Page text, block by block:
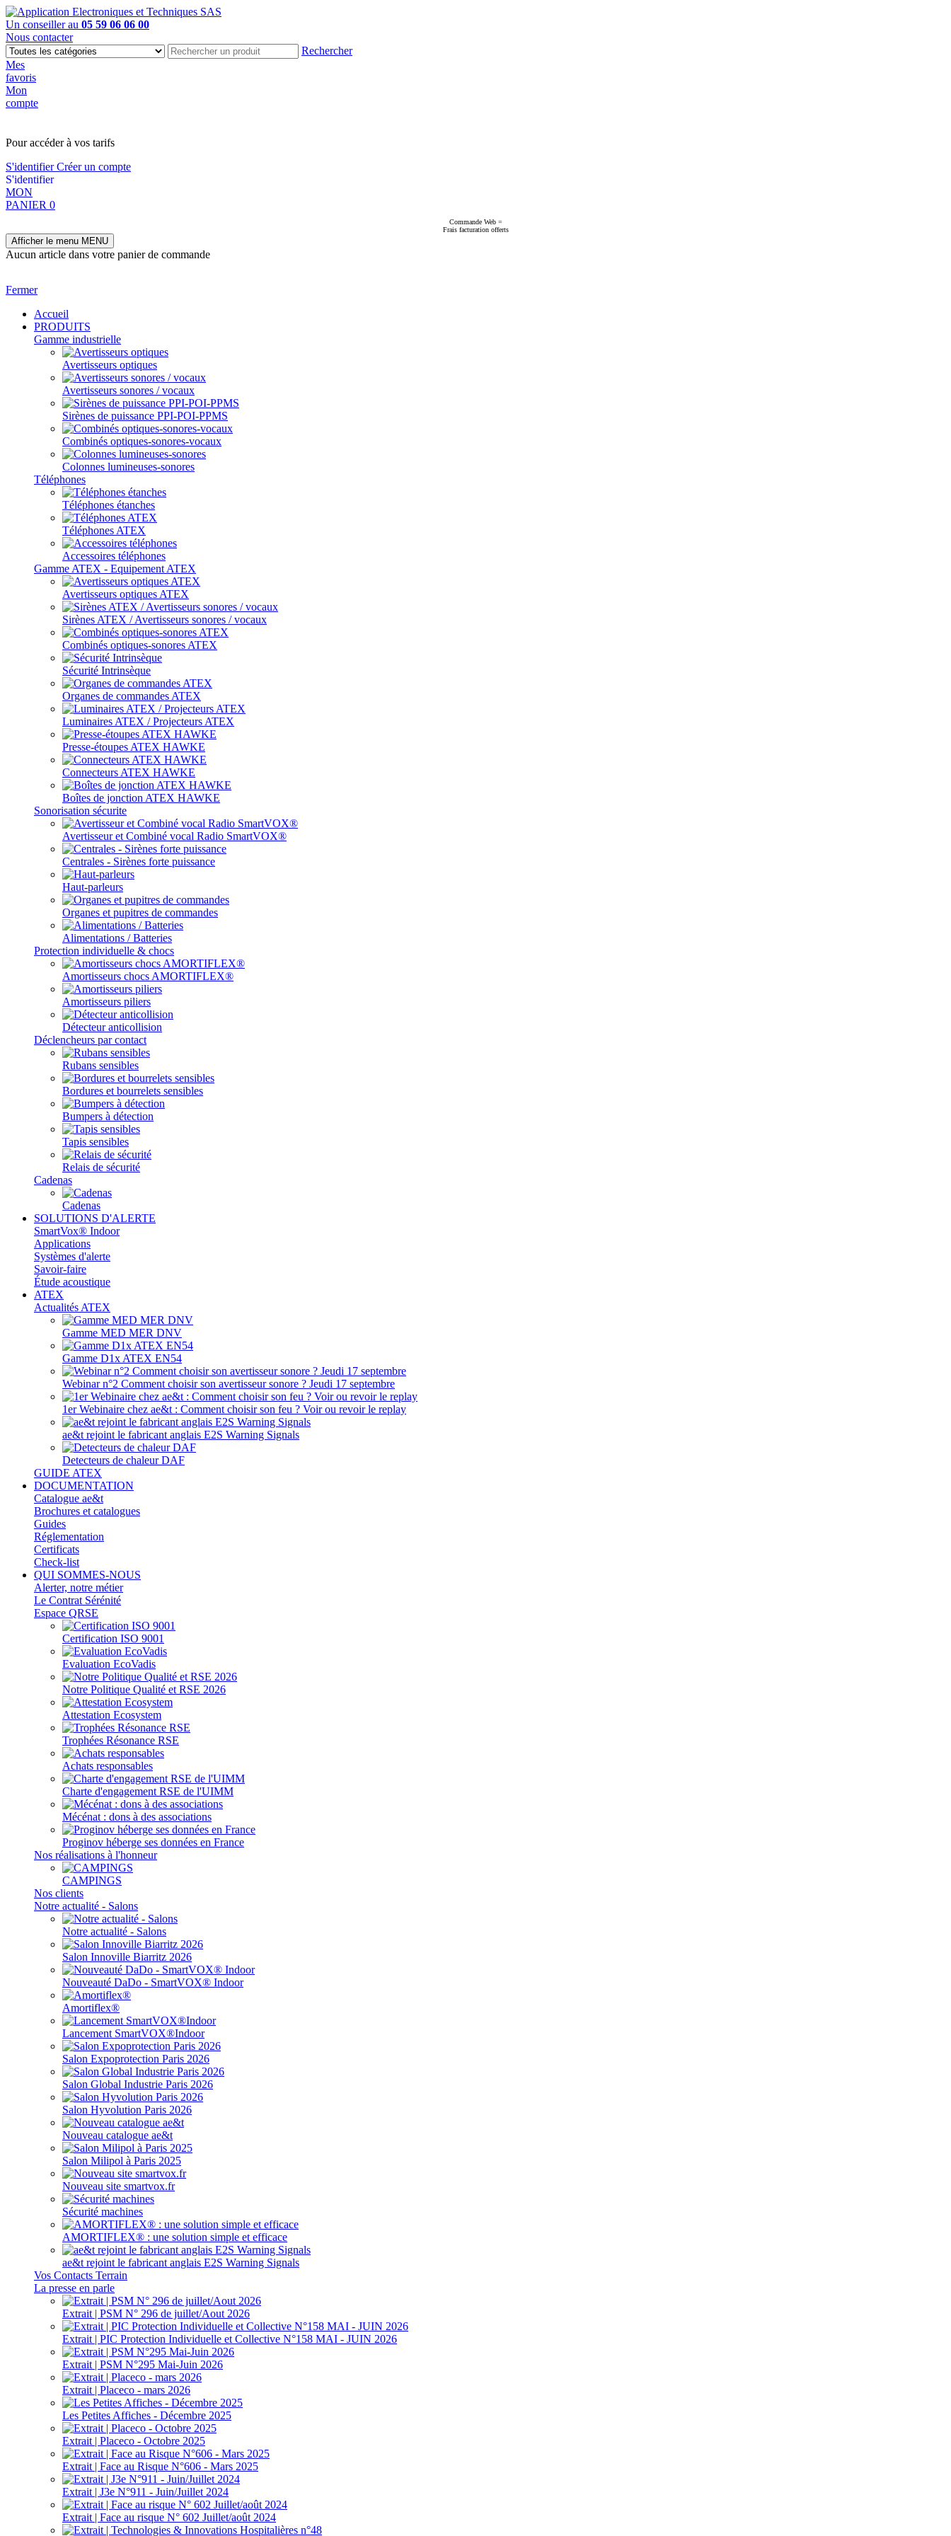
Un conseiller au 05 59 06 06 00
Nous contacter
Rechercher
Mes
favoris
Mon
compte
Pour accéder à vos tarifs
S'identifierCréer un compte
S'identifier
MON
PANIER 0
Commande Web =
Frais facturation offerts
Afficher le menu MENU
Aucun article dans votre panier de commande
Fermer
Accueil
PRODUITS
Gamme industrielle
Avertisseurs optiques
Avertisseurs sonores / vocaux
Sirènes de puissance PPI-POI-PPMS
Combinés optiques-sonores-vocaux
Colonnes lumineuses-sonores
Téléphones
Téléphones étanches
Téléphones ATEX
Accessoires téléphones
Gamme ATEX - Equipement ATEX
Avertisseurs optiques ATEX
Sirènes ATEX / Avertisseurs sonores / vocaux
Combinés optiques-sonores ATEX
Sécurité Intrinsèque
Organes de commandes ATEX
Luminaires ATEX / Projecteurs ATEX
Presse-étoupes ATEX HAWKE
Connecteurs ATEX HAWKE
Boîtes de jonction ATEX HAWKE
Sonorisation sécurite
Avertisseur et Combiné vocal Radio SmartVOX®
Centrales - Sirènes forte puissance
Haut-parleurs
Organes et pupitres de commandes
Alimentations / Batteries
Protection individuelle & chocs
Amortisseurs chocs AMORTIFLEX®
Amortisseurs piliers
Détecteur anticollision
Déclencheurs par contact
Rubans sensibles
Bordures et bourrelets sensibles
Bumpers à détection
Tapis sensibles
Relais de sécurité
Cadenas
Cadenas
SOLUTIONS D'ALERTE
SmartVox® Indoor
Applications
Systèmes d'alerte
Savoir-faire
Étude acoustique
ATEX
Actualités ATEX
Gamme MED MER DNV
Gamme D1x ATEX EN54
Webinar n°2 Comment choisir son avertisseur sonore ? Jeudi 17 septembre
1er Webinaire chez ae&t : Comment choisir son feu ? Voir ou revoir le replay
ae&t rejoint le fabricant anglais E2S Warning Signals
Detecteurs de chaleur DAF
GUIDE ATEX
DOCUMENTATION
Catalogue ae&t
Brochures et catalogues
Guides
Réglementation
Certificats
Check-list
QUI SOMMES-NOUS
Alerter, notre métier
Le Contrat Sérénité
Espace QRSE
Certification ISO 9001
Evaluation EcoVadis
Notre Politique Qualité et RSE 2026
Attestation Ecosystem
Trophées Résonance RSE
Achats responsables
Charte d'engagement RSE de l'UIMM
Mécénat : dons à des associations
Proginov héberge ses données en France
Nos réalisations à l'honneur
CAMPINGS
Nos clients
Notre actualité - Salons
Notre actualité - Salons
Salon Innoville Biarritz 2026
Nouveauté DaDo - SmartVOX® Indoor
Amortiflex®
Lancement SmartVOX®Indoor
Salon Expoprotection Paris 2026
Salon Global Industrie Paris 2026
Salon Hyvolution Paris 2026
Nouveau catalogue ae&t
Salon Milipol à Paris 2025
Nouveau site smartvox.fr
Sécurité machines
AMORTIFLEX® : une solution simple et efficace
ae&t rejoint le fabricant anglais E2S Warning Signals
Vos Contacts Terrain
La presse en parle
Extrait | PSM N° 296 de juillet/Aout 2026
Extrait | PIC Protection Individuelle et Collective N°158 MAI - JUIN 2026
Extrait | PSM N°295 Mai-Juin 2026
Extrait | Placeco - mars 2026
Les Petites Affiches - Décembre 2025
Extrait | Placeco - Octobre 2025
Extrait | Face au Risque N°606 - Mars 2025
Extrait | J3e N°911 - Juin/Juillet 2024
Extrait | Face au risque N° 602 Juillet/août 2024